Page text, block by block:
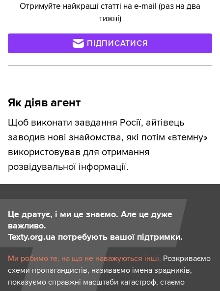
Отримуйте найкращі статті на e-mail (раз на два
тижні)
ПІДПИСАТИСЯ
Як діяв агент
Щоб виконати завдання Росії, айтівець
заводив нові знайомства, які потім «втемну»
використовував для отримання
розвідувальної інформації.
Це дратує, і ми це знаємо. Але це дуже
важливо.
Texty.org.ua потребують вашої підтримки.
Ми робимо те, на що не наважуються інші. Розкриваємо
схеми пропагандистів, називаємо імена зрадників,
показуємо справжні масштаби катастроф, стаємо